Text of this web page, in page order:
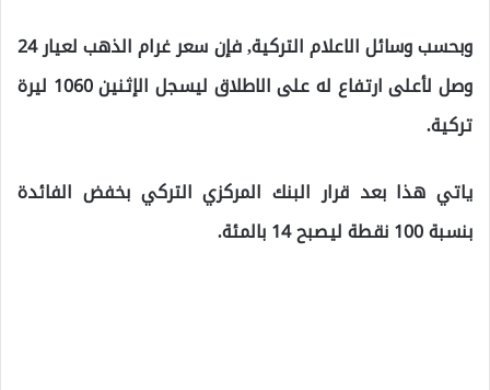
وبحسب وسائل الاعلام التركية, فإن سعر غرام الذهب لعيار 24
وصل لأعلى ارتفاع له على الاطلاق ليسجل الإثنين 1060 ليرة
تركية.
ياتي هذا بعد قرار البنك المركزي التركي بخفض الفائدة
بنسبة 100 نقطة ليصبح 14 بالمئة.